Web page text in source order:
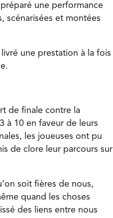
une performance
scénarisées et montées
une prestation à la fois
de finale contre la
à 10 en faveur de leurs
les joueuses ont pu
de clore leur parcours sur
soit fières de nous,
quand les choses
des liens entre nous